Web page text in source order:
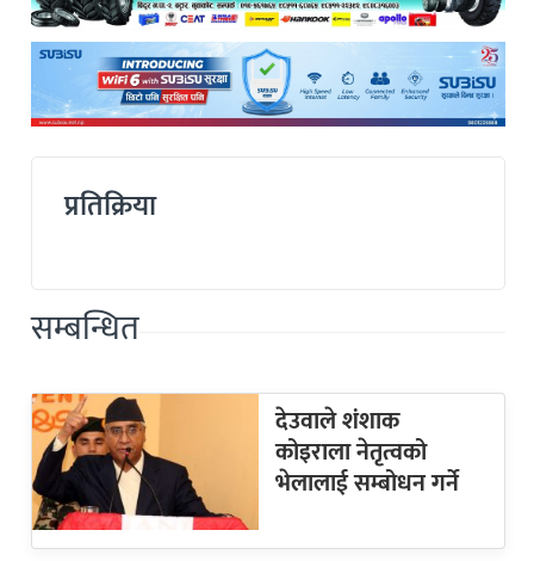
प्रतिक्रिया
सम्बन्धित
देउवाले शंशाक
कोइराला नेतृत्वको
भेलालाई सम्बोधन गर्ने